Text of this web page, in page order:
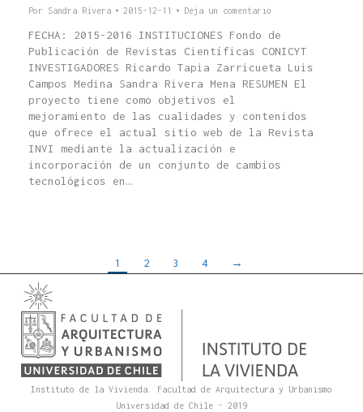
Por Sandra Rivera 2015-12-11 Deja un comentario
FECHA: 2015-2016 INSTITUCIONES Fondo de
Publicación de Revistas Científicas CONICYT
INVESTIGADORES Ricardo Tapia Zarricueta Luis
Campos Medina Sandra Rivera Mena RESUMEN El
proyecto tiene como objetivos el
mejoramiento de las cualidades y contenidos
que ofrece el actual sitio web de la Revista
INVI mediante la actualización e
incorporación de un conjunto de cambios
tecnológicos en…
1 2 3 4 →
Instituto de la Vivienda. Facultad de Arquitectura y Urbanismo
Universidad de Chile - 2019